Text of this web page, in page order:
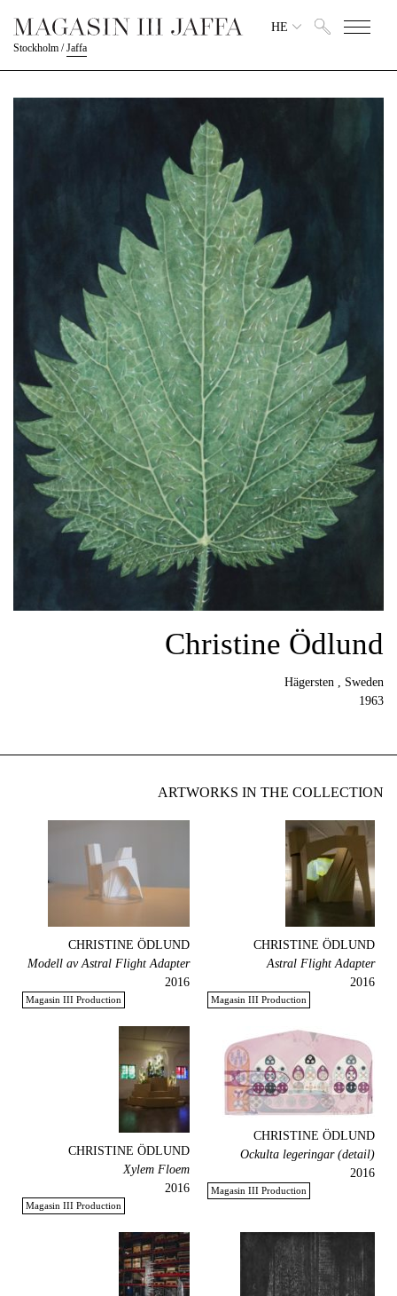
Stockholm /Jaffa
HE
Christine Ödlund
Hägersten , Sweden
1963
ARTWORKS IN THE COLLECTION
CHRISTINE ÖDLUND
Astral Flight Adapter
2016
Magasin III Production
CHRISTINE ÖDLUND
Modell av Astral Flight Adapter
2016
Magasin III Production
CHRISTINE ÖDLUND
Ockulta legeringar (detail)
2016
Magasin III Production
CHRISTINE ÖDLUND
Xylem Floem
2016
Magasin III Production